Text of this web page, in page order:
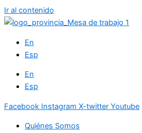
Ir al contenido
En
Esp
En
Esp
Facebook Instagram X-twitter Youtube
Quiénes Somos